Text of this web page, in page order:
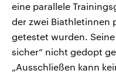
eine parallele
der zwei Biathletinnen
getestet wurden.
sicher“ nicht gedopt
„Ausschließen kann